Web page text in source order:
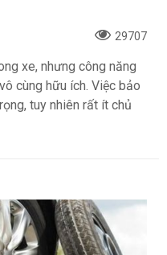
29707
xe, nhưng công năng
cùng hữu ích. Việc bảo
tuy nhiên rất ít chủ